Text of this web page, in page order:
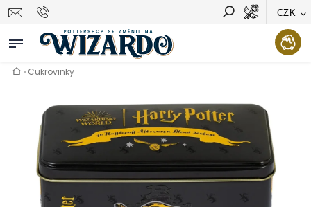
CZK
Vyhledávání Hledat
› Cukrovinky